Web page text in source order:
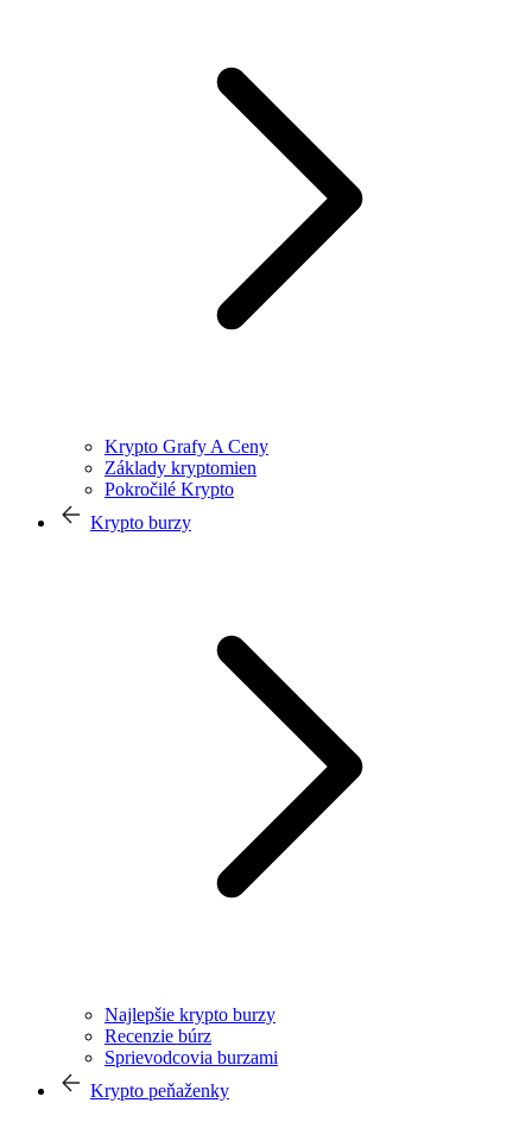
Krypto Grafy A Ceny
Základy kryptomien
Pokročilé Krypto
Krypto burzy
Najlepšie krypto burzy
Recenzie búrz
Sprievodcovia burzami
Krypto peňaženky